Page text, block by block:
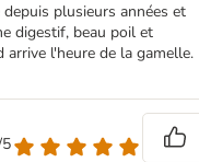
plusieurs années et
digestif, beau poil et
l'heure de la gamelle.